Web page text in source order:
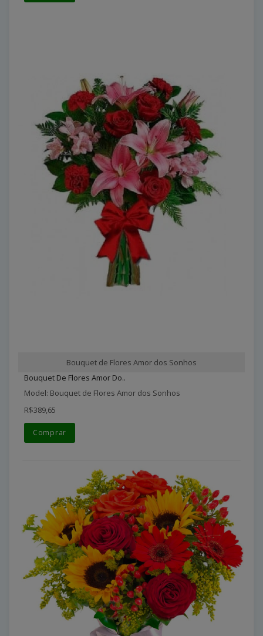
Bouquet de Flores Amor dos Sonhos
Bouquet De Flores Amor Do..
Model: Bouquet de Flores Amor dos Sonhos
R$389,65
Comprar